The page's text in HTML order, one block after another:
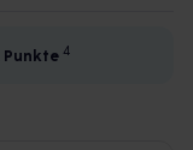
Punkte 4